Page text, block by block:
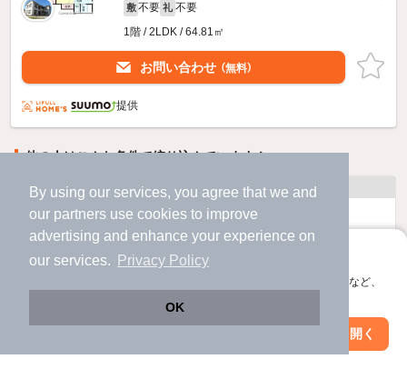
By using our services, you agree that we and
our partners use cookies to improve
advertising and enhance your experience on
our services.
Privacy Policy
OK
アプリに切り替えて、サクサクお部屋探し
会員登録なしですぐ使える。マップ検索やお気に入り保存など、
アプリを開く
敷 不要 礼 不要
1階 / 2LDK / 64.81㎡
お問い合わせ （無料）
提供
他の人はこんな条件で絞り込んでいます！
人気のこだわり条件
バス・トイレ別 2階以上
駐車場あり
エアコンあり 都市ガス
絞り込み条件を変更